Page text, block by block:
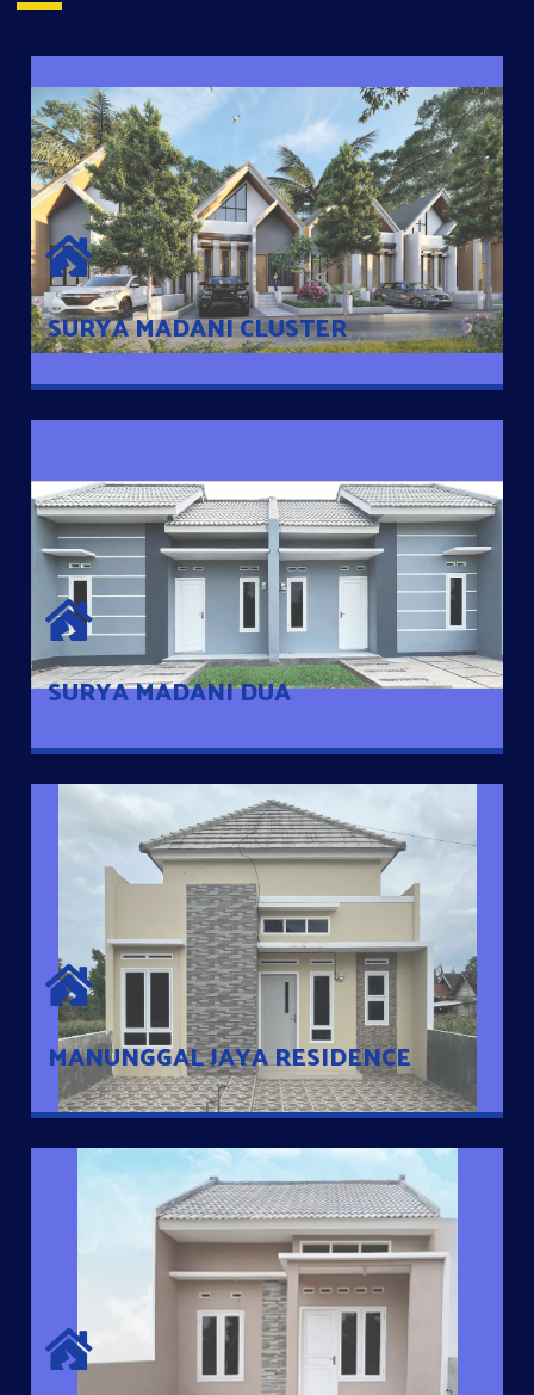
SURYA MADANI CLUSTER
SURYA MADANI CLUSTER
Desain Modern Minimalis dengan Konsep Rumah Pintar
Sehingga Memudahkan Penghuni mengakses rumahnya
dengan Ponsel
SURYA MADANI DUA
SURYA MADANI DUA
Satu-satunya Hunian nyaman dengan harga subsidi hanya 100
jutaan dengan lokasi strategis di Tuban
MANUNGGAL JAYA RESIDENCE
MANUNGGAL JAYA RESIDENCE
Cluster Exclusive dengan one Gate System, terdapat taman
mini dan memiliki jarak 200m dari jalan nasional serta dekat
dengan pusat kota
MUTIARA KOPEN
Hunian nyaman dengan suasana pedesaan. 10 menit dari pusat
kota, 2 menit dari Ring Road